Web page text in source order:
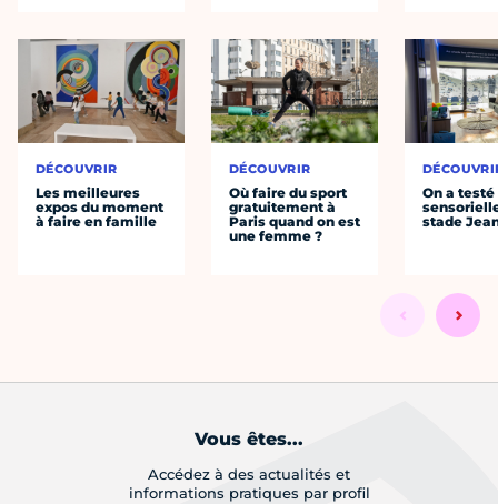
DÉCOUVRIR
Les meilleures
expos du moment
à faire en famille
DÉCOUVRIR
Où faire du sport
gratuitement à
Paris quand on est
une femme ?
On a
stade
Vous êtes...
Accédez à des actualités et
informations pratiques par profil